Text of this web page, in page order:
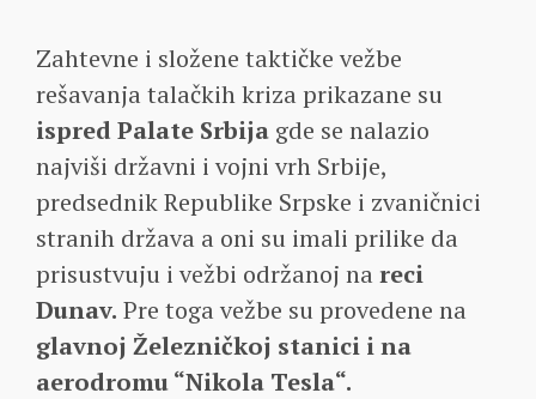
Zahtevne i složene taktičke vežbe
rešavanja talačkih kriza prikazane su
ispred Palate Srbija gde se nalazio
najviši državni i vojni vrh Srbije,
predsednik Republike Srpske i zvaničnici
stranih država a oni su imali prilike da
prisustvuju i vežbi održanoj na reci
Dunav. Pre toga vežbe su provedene na
glavnoj Železničkoj stanici i na
aerodromu “Nikola Tesla“.